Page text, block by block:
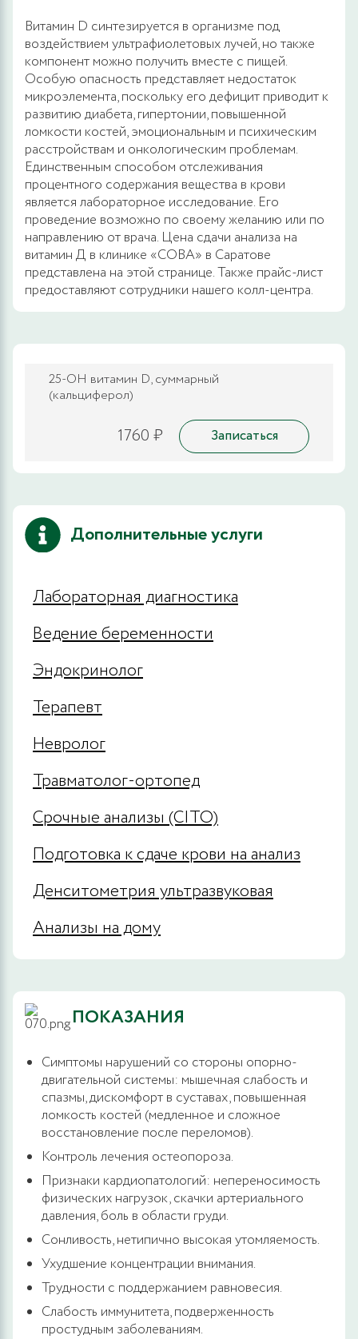
Витамин D синтезируется в организме под
воздействием ультрафиолетовых лучей, но также
компонент можно получить вместе с пищей.
Особую опасность представляет недостаток
микроэлемента, поскольку его дефицит приводит к
развитию диабета, гипертонии, повышенной
ломкости костей, эмоциональным и психическим
расстройствам и онкологическим проблемам.
Единственным способом отслеживания
процентного содержания вещества в крови
является лабораторное исследование. Его
проведение возможно по своему желанию или по
направлению от врача. Цена сдачи анализа на
витамин Д в клинике «СОВА» в Саратове
представлена на этой странице. Также прайс-лист
предоставляют сотрудники нашего колл-центра.
25-OH витамин D, суммарный
(кальциферол)
1760 ₽ Записаться
Дополнительные услуги
Лабораторная диагностика
Ведение беременности
Эндокринолог
Терапевт
Невролог
Травматолог-ортопед
Срочные анализы (CITO)
Подготовка к сдаче крови на анализ
Денситометрия ультразвуковая
Анализы на дому
ПОКАЗАНИЯ
Симптомы нарушений со стороны опорно-
двигательной системы: мышечная слабость и
спазмы, дискомфорт в суставах, повышенная
ломкость костей (медленное и сложное
восстановление после переломов).
Контроль лечения остеопороза.
Признаки кардиопатологий: непереносимость
физических нагрузок, скачки артериального
давления, боль в области груди.
Сонливость, нетипично высокая утомляемость.
Ухудшение концентрации внимания.
Трудности с поддержанием равновесия.
Слабость иммунитета, подверженность
простудным заболеваниям.